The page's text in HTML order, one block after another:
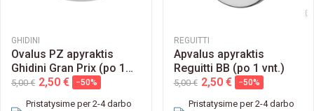
GHIDINI
Ovalus PZ apyraktis
Ghidini Gran Prix (po 1
vnt.)
5,00 € 2,50 € −50%
Pristatysime per 2-4 darbo
REGUITTI
Apvalus apyraktis
Reguitti BB (po 1 vnt.)
5,00 € 2,50 € −50%
Pristatysime per 2-4 darbo